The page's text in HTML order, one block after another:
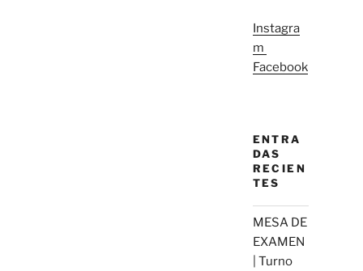
Instagra
m
Facebook
ENTRA
DAS
RECIEN
TES
MESA DE
EXAMEN
| Turno